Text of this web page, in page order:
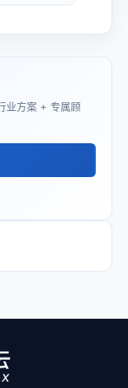
业方案 + 专属顾